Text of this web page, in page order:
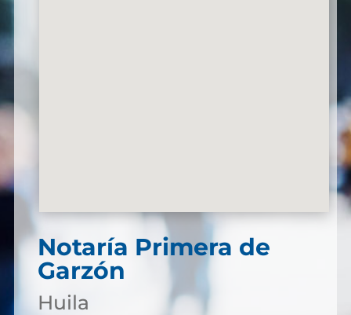
Notaría Primera de
Garzón
Huila